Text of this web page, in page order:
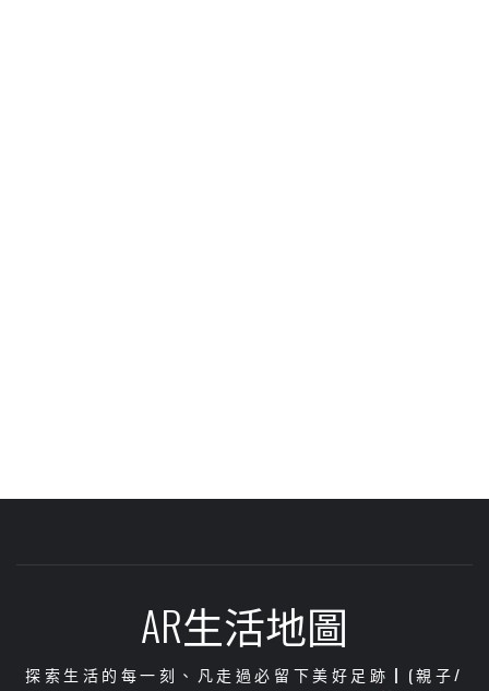
AR生活地圖
探索生活的每一刻、凡走過必留下美好足跡┃(親子/